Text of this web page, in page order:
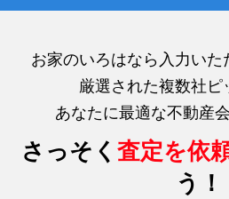
お家のいろはなら入力いた
厳選された複数社ピ
あなたに最適な不動産
さっそく 査定を依
う！